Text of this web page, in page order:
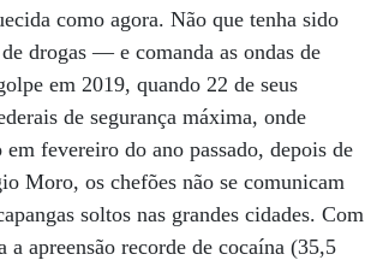
como agora. Não que tenha sido
drogas — e comanda as ondas de
em 2019, quando 22 de seus
de segurança máxima, onde
fevereiro do ano passado, depois de
Moro, os chefões não se comunicam
soltos nas grandes cidades. Com
apreensão recorde de cocaína (35,5